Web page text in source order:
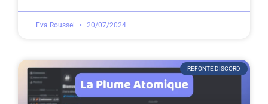
Eva Roussel 20/07/2024
REFONTE DISCORD